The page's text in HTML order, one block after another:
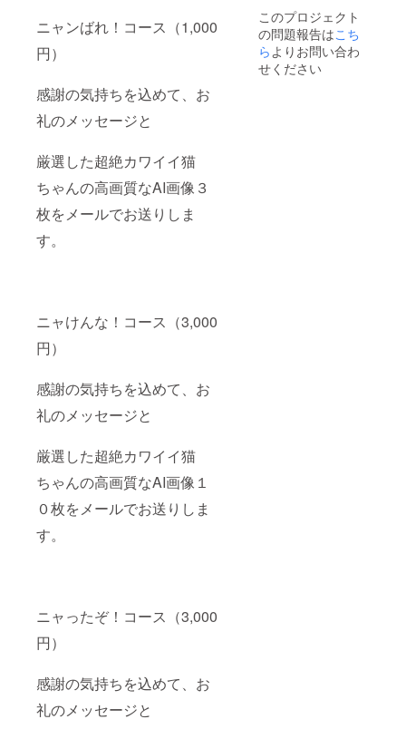
ニャンばれ！コース（1,000
円）
感謝の気持ちを込めて、お
礼のメッセージと
厳選した超絶カワイイ猫
ちゃんの高画質なAI画像３
枚をメールでお送りしま
す。
ニャけんな！コース（3,000
円）
感謝の気持ちを込めて、お
礼のメッセージと
厳選した超絶カワイイ猫
ちゃんの高画質なAI画像１
０枚をメールでお送りしま
す。
ニャったぞ！コース（3,000
円）
感謝の気持ちを込めて、お
礼のメッセージと
このプロジェクト
の問題報告はこち
ら よりお問い合わ
せください